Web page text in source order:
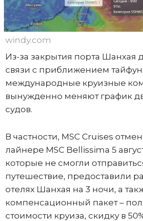
windy.com
Из-за закрытия порта Шанхая
связи с приближением
международные круизные
вынужденно меняют график
судов.
В частности, MSC Cruises
лайнере MSC Bellissima 5
которые не смогли
путешествие, предоставили
отелях Шанхая на 3 ночи, а
компенсационный пакет –
стоимости круиза, скидку в